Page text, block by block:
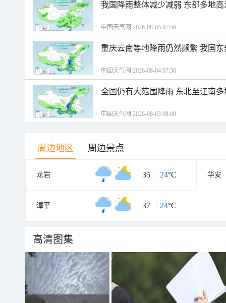
我国降雨整体减少减弱 东部多地
中国天气网 2026-08-05 07:56
重庆云南等地降雨仍然频繁 我国
中国天气网 2026-08-04 07:56
全国仍有大范围降雨 东北至江南
中国天气网 2026-08-03 08:00
周边地区 周边景点
龙岩 35 / 24°C 华安
漳平 37 / 24°C
高清图集